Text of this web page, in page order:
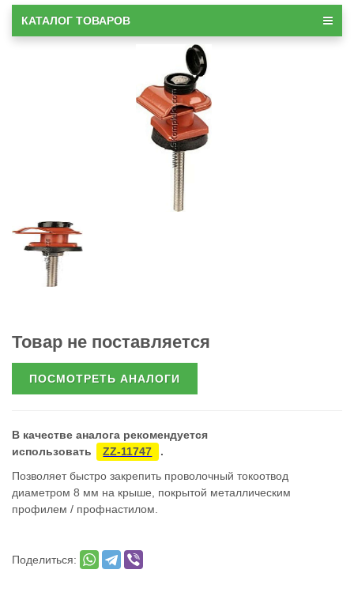
КАТАЛОГ ТОВАРОВ
Товар не поставляется
ПОСМОТРЕТЬ АНАЛОГИ
В качестве аналога рекомендуется
использовать
ZZ-11747
.
Позволяет быстро закрепить проволочный токоотвод
диаметром 8 мм на крыше, покрытой металлическим
профилем / профнастилом.
Поделиться: